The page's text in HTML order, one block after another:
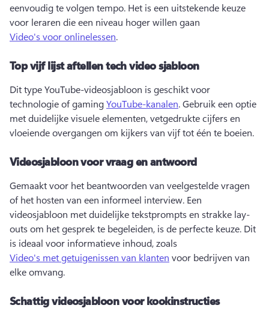
eenvoudig te volgen tempo. Het is een uitstekende keuze
voor leraren die een niveau hoger willen gaan
Video's voor onlinelessen.
Top vijf lijst aftellen tech video sjabloon
Dit type YouTube-videosjabloon is geschikt voor
technologie of gaming YouTube-kanalen. Gebruik een optie
met duidelijke visuele elementen, vetgedrukte cijfers en
vloeiende overgangen om kijkers van vijf tot één te boeien.
Videosjabloon voor vraag en antwoord
Gemaakt voor het beantwoorden van veelgestelde vragen
of het hosten van een informeel interview. Een
videosjabloon met duidelijke tekstprompts en strakke lay-
outs om het gesprek te begeleiden, is de perfecte keuze. Dit
is ideaal voor informatieve inhoud, zoals
Video's met getuigenissen van klanten voor bedrijven van
elke omvang.
Schattig videosjabloon voor kookinstructies